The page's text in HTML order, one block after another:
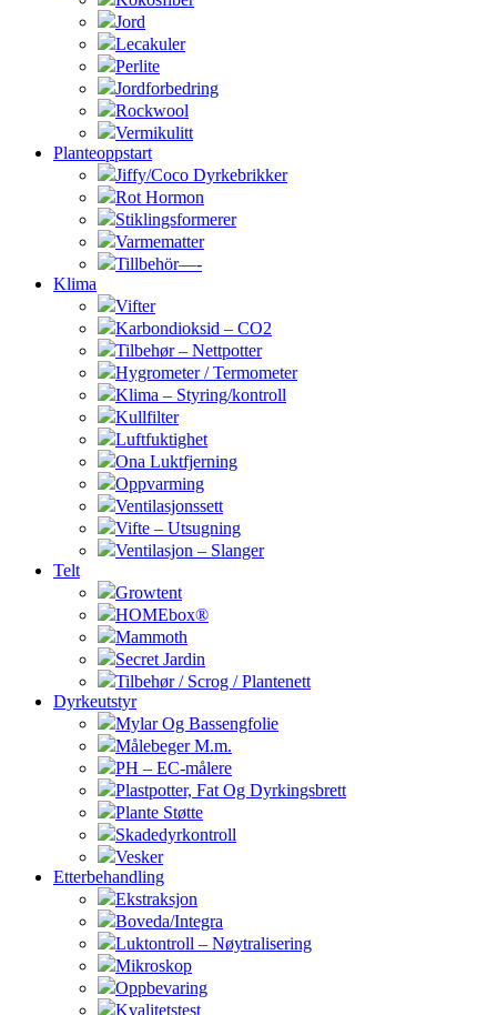
Jord
Lecakuler
Perlite
Jordforbedring
Rockwool
Vermikulitt
Planteoppstart
Jiffy/Coco Dyrkebrikker
Rot Hormon
Stiklingsformerer
Varmematter
Tillbehör—-
Klima
Vifter
Karbondioksid – CO2
Tilbehør – Nettpotter
Hygrometer / Termometer
Klima – Styring/kontroll
Kullfilter
Luftfuktighet
Ona Luktfjerning
Oppvarming
Ventilasjonssett
Vifte – Utsugning
Ventilasjon – Slanger
Telt
Growtent
HOMEbox®
Mammoth
Secret Jardin
Tilbehør / Scrog / Plantenett
Dyrkeutstyr
Mylar Og Bassengfolie
Målebeger M.m.
PH – EC-målere
Plastpotter, Fat Og Dyrkingsbrett
Plante Støtte
Skadedyrkontroll
Vesker
Etterbehandling
Ekstraksjon
Boveda/Integra
Luktontroll – Nøytralisering
Mikroskop
Oppbevaring
Kvalitetstest